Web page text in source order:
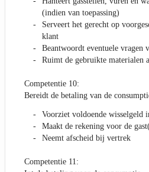
(indien van toepassing)
Serveert het gerecht op
klant
Beantwoordt eventuele vragen
Ruimt de gebruikte materialen
Competentie 10:
Bereidt de betaling van de
Voorziet voldoende wisselgeld
Maakt de rekening voor de
Neemt afscheid bij vertrek
Competentie 11: